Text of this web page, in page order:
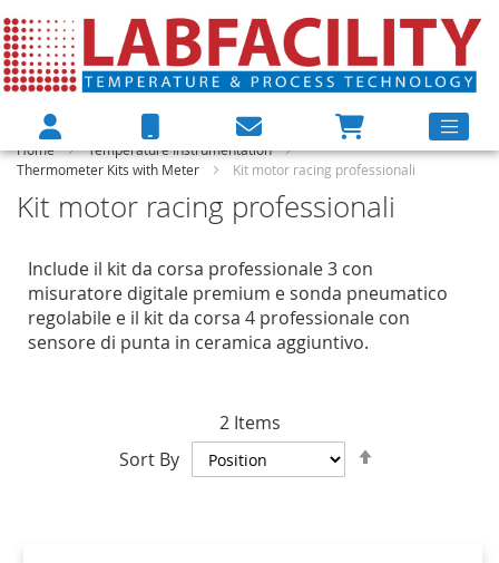
Home
Temperature Instrumentation
Thermometer Kits with Meter
Kit motor racing professionali
Kit motor racing professionali
Include il kit da corsa professionale 3 con
misuratore digitale premium e sonda pneumatico
regolabile e il kit da corsa 4 professionale con
sensore di punta in ceramica aggiuntivo.
2Items
Sort By